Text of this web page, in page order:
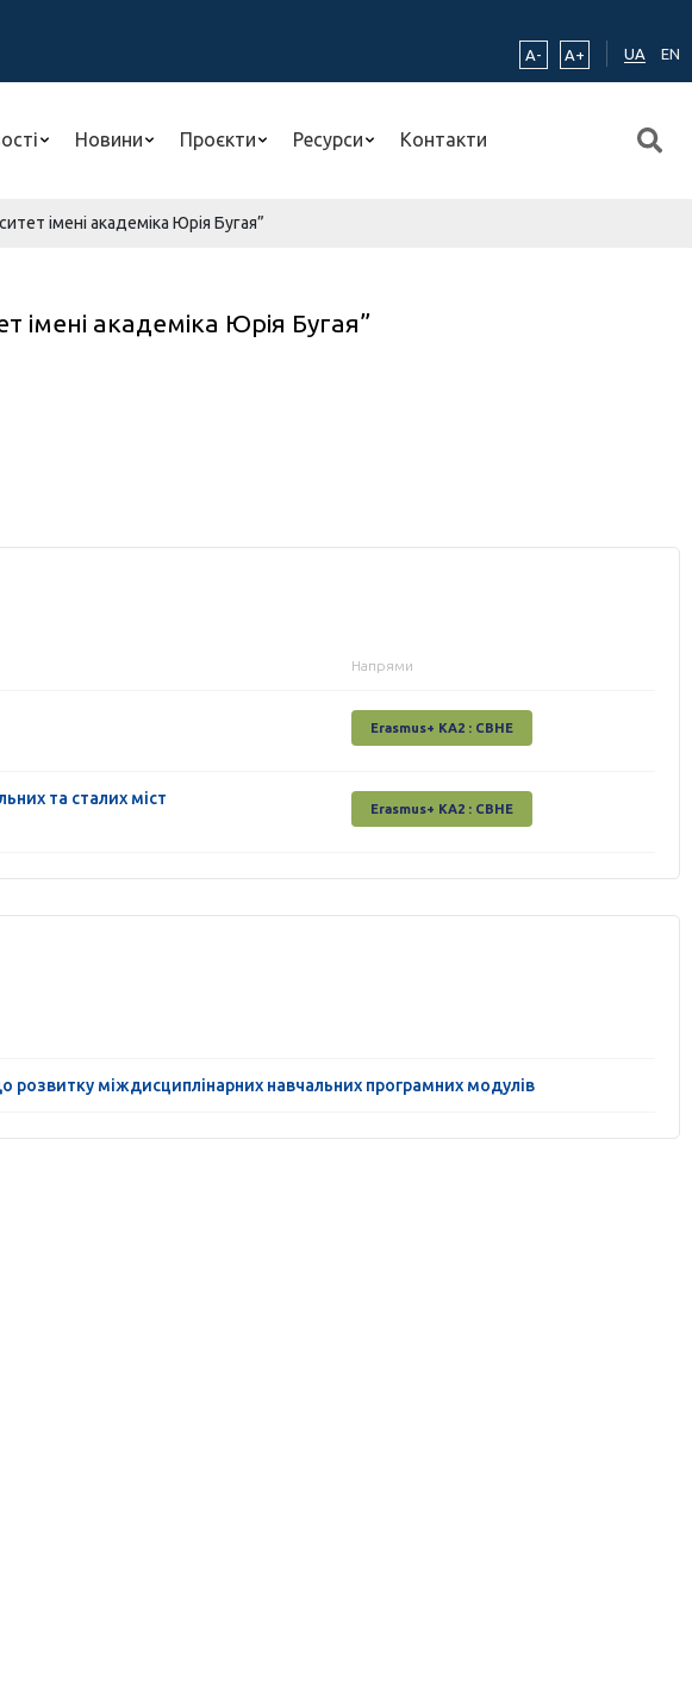
A-
A+ UA EN
Новини Проєкти Ресурси Контакти
імені академіка Юрія Бугая”
імені академіка Юрія Бугая”
Напрями
Erasmus+ КА2 : СВНЕ
та сталих міст
Erasmus+ КА2 : СВНЕ
розвитку міждисциплінарних навчальних програмних модулів